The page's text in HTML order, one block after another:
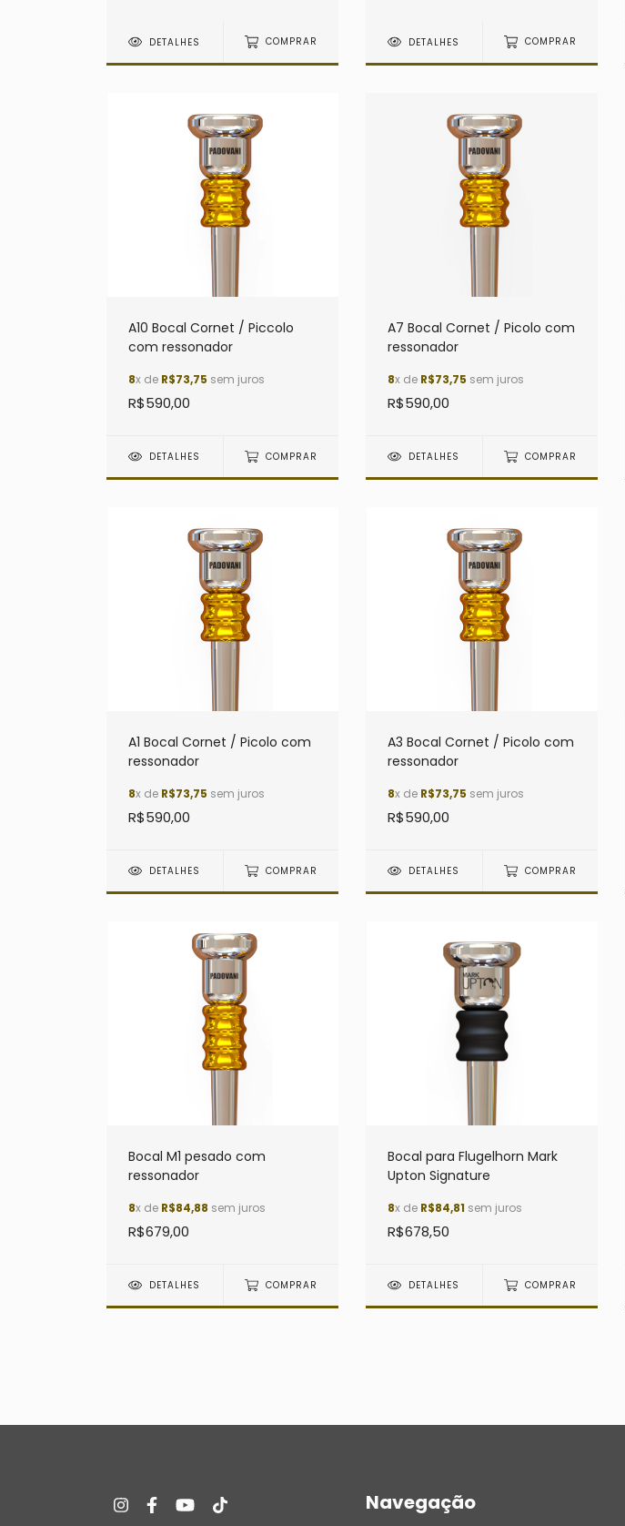
DETALHES COMPRAR DETALHES COMPRAR
A10 Bocal Cornet / Piccolo
com ressonador
8x de R$73,75 sem juros
R$590,00
DETALHES COMPRAR
A7 Bocal Cornet / Picolo com
ressonador
8x de R$73,75 sem juros
R$590,00
DETALHES COMPRAR
A1 Bocal Cornet / Picolo com
ressonador
8x de R$73,75 sem juros
R$590,00
DETALHES COMPRAR
A3 Bocal Cornet / Picolo com
ressonador
8x de R$73,75 sem juros
R$590,00
DETALHES COMPRAR
Bocal M1 pesado com
ressonador
8x de R$84,88 sem juros
R$679,00
DETALHES COMPRAR
Bocal para Flugelhorn Mark
Upton Signature
8x de R$84,81 sem juros
R$678,50
DETALHES COMPRAR
Navegação